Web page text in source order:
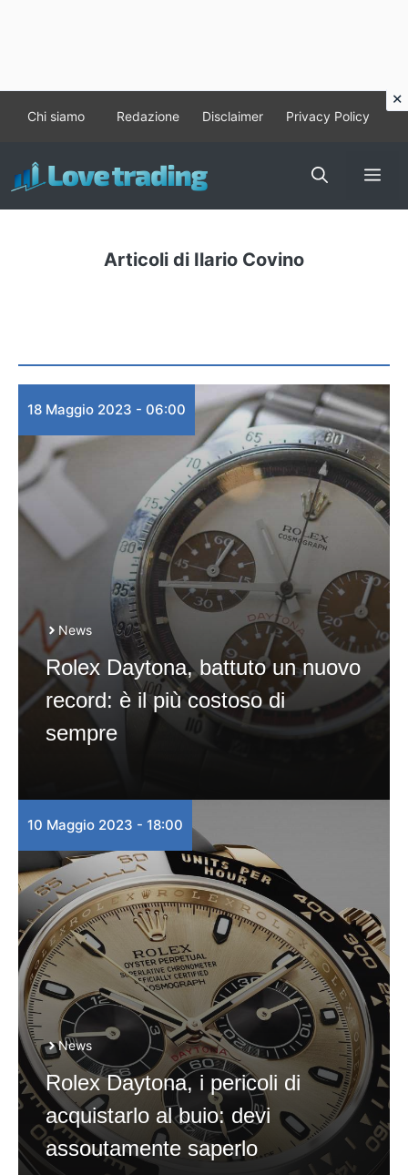
contenuto
Chi siamo Redazione Disclaimer Privacy Policy
Articoli di Ilario Covino
18 Maggio 2023 - 06:00
News
Rolex Daytona, battuto un nuovo
record: è il più costoso di
sempre
10 Maggio 2023 - 18:00
News
Rolex Daytona, i pericoli di
acquistarlo al buio: devi
assoutamente saperlo